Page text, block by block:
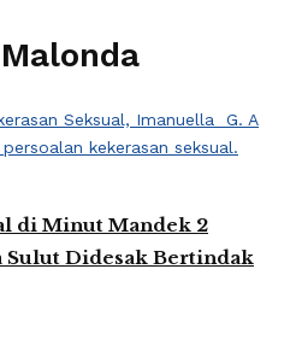
di Minut Mandek 2
Sulut Didesak Bertindak